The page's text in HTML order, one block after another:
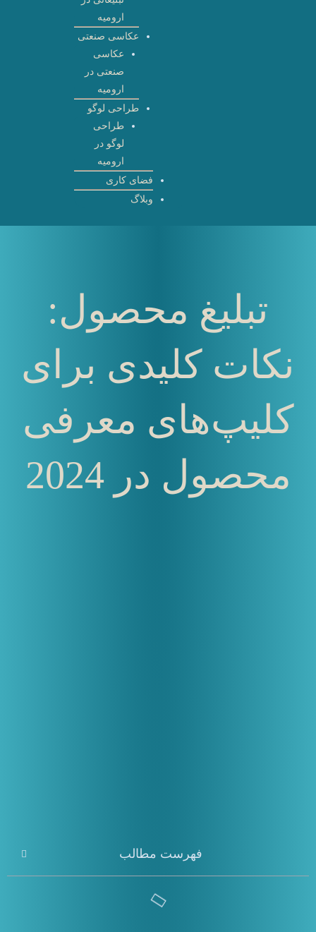
ارومیه
عکاسی صنعتی
عکاسی
صنعتی در
ارومیه
طراحی لوگو
طراحی
لوگو در
ارومیه
فضای کاری
وبلاگ
تبلیغ محصول:
نکات کلیدی برای
کلیپ‌های معرفی
محصول در 2024
فهرست مطالب